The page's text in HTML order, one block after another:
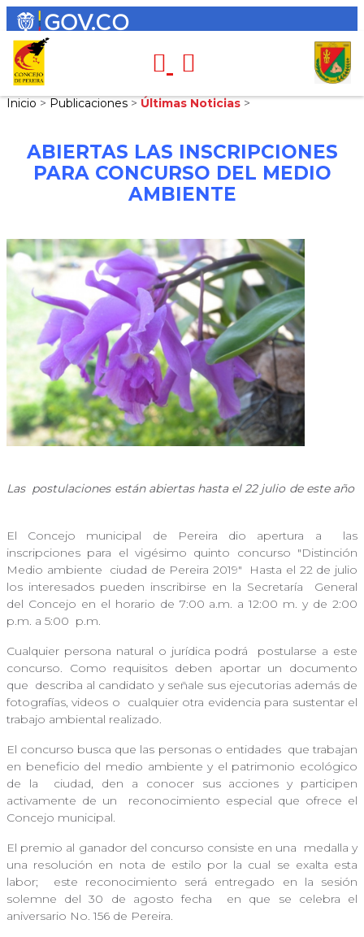
Inicio > Publicaciones > Últimas Noticias >
ABIERTAS LAS INSCRIPCIONES
PARA CONCURSO DEL MEDIO
AMBIENTE
Las postulaciones están abiertas hasta el 22 julio de este año
El Concejo municipal de Pereira dio apertura a
las
inscripciones para el vigésimo quinto concurso "Distinción
Medio ambiente
ciudad de Pereira 2019"
Hasta el 22 de julio
los interesados pueden inscribirse en la Secretaría
General
del Concejo en el horario de 7:00 a.m. a 12:00 m. y de 2:00
p.m. a 5:00 p.m.
Cualquier persona natural o jurídica podrá
postularse a este
concurso. Como requisitos deben aportar un documento
que describa al candidato y señale sus ejecutorias además de
fotografías, videos o
cualquier otra evidencia para sustentar el
trabajo ambiental realizado.
El concurso busca que las personas o entidades que trabajan
en beneficio del medio ambiente y el patrimonio ecológico
de la
ciudad, den a conocer sus acciones y participen
activamente de un
reconocimiento especial que ofrece el
Concejo municipal.
El premio al ganador del concurso consiste en una
medalla y
una resolución en nota de estilo por la cual se exalta esta
labor;
este reconocimiento será entregado en la sesión
solemne del 30 de agosto fecha
en que se celebra el
aniversario No. 156 de Pereira.